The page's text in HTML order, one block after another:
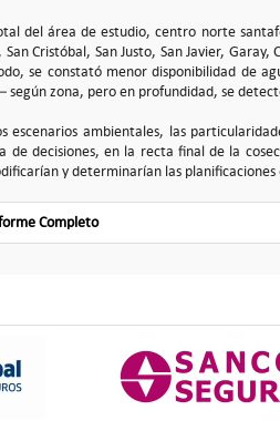
del área de estudio, centro norte
Cristóbal, San Justo, San Javier,
se constató menor disponibilidad de
según zona, pero en profundidad, se
escenarios ambientales, las
de decisiones, en la recta final de la
y determinarían las
Completo